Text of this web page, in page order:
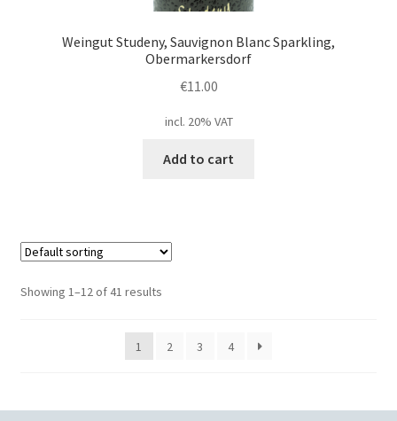
Weingut Studeny, Sauvignon Blanc Sparkling,
Obermarkersdorf
€11.00
incl. 20% VAT
Add to cart
Showing 1–12 of 41 results
1 2 3 4